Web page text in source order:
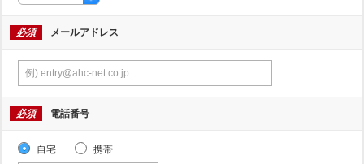
必須 メールアドレス
必須 電話番号
自宅 携帯